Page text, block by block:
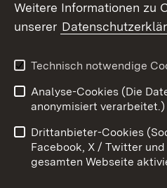
X / Twitter
Youtube
Impressum
Barrierefreiheit
Cookies
Weitere Informationen zu
unserer
Technisch notwendige
Analyse-Cookies (Die
anonymisiert verarbeitet.)
Drittanbieter-Cookies
Facebook, X / Twitter
gesamten Webseite